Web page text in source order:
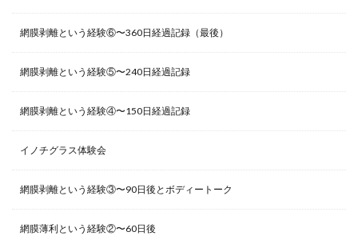
網膜剥離という経験⑥〜360日経過記録（最後）
網膜剥離という経験⑤〜240日経過記録
網膜剥離という経験④〜150日経過記録
イノチグラス体験会
網膜剥離という経験③〜90日後とボディートーク
網膜薄利という経験②〜60日後